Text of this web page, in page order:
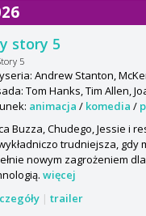
story 5
5
Andrew Stanton,
Tom Hanks, Tim Allen,
animacja / komedia /
Buzza, Chudego, Jessie i
trudniejsza, gdy
nowym zagrożeniem
więcej
| trailer